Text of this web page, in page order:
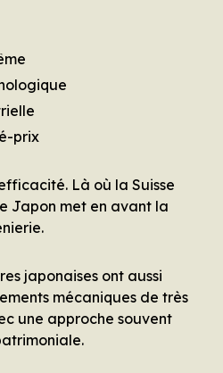
prix
Là où la Suisse
Japon met en avant la
japonaises ont aussi
mécaniques de très
une approche souvent